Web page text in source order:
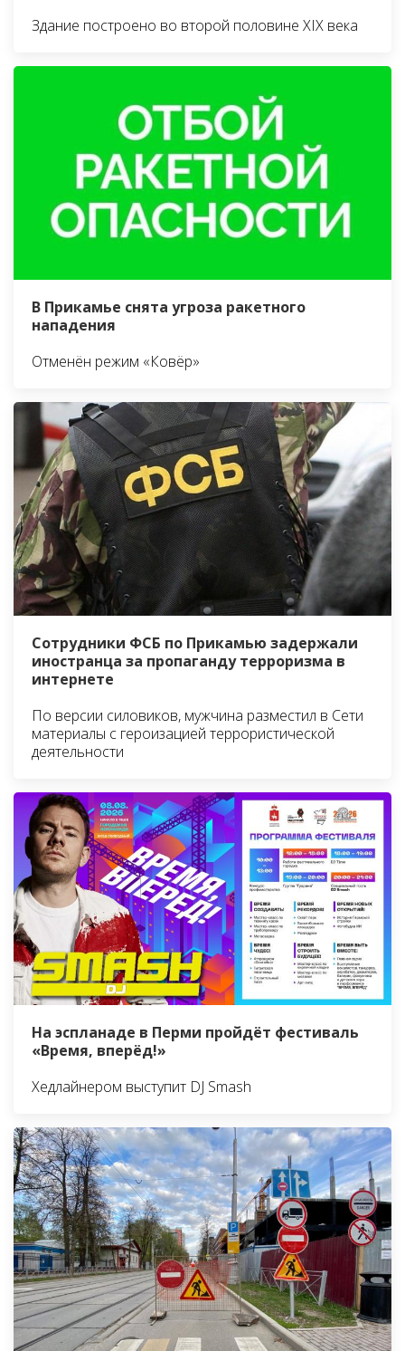
Здание построено во второй половине XIX века
В Прикамье снята угроза ракетного
нападения
Отменён режим «Ковёр»
Сотрудники ФСБ по Прикамью задержали
иностранца за пропаганду терроризма в
интернете
По версии силовиков, мужчина разместил в Сети
материалы с героизацией террористической
деятельности
На эспланаде в Перми пройдёт фестиваль
«Время, вперёд!»
Хедлайнером выступит DJ Smash